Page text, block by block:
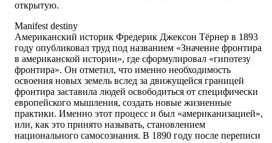
открытую.
Manifest destiny
Американский историк Фредерик Джексон Тёрнер в 1893
году опубликовал труд под названием «Значение фронтира
в американской истории», где сформулировал «гипотезу
фронтира». Он отметил, что именно необходимость
освоения новых земель вслед за движущейся границей
фронтира заставила людей освободиться от специфически
европейского мышления, создать новые жизненные
практики. Именно этот процесс и был «американизацией»,
или, как это принято называть, становлением
национального самосознания. В 1890 году после переписи